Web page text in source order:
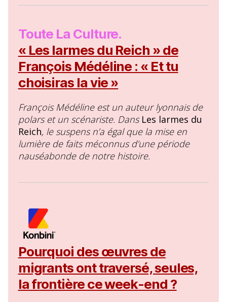
Toute La Culture.
« Les larmes du Reich » de
François Médéline : « Et tu
choisiras la vie »
François Médéline est un auteur lyonnais de
polars et un scénariste. Dans Les larmes du
Reich, le suspens n’a égal que la mise en
lumière de faits méconnus d’une période
nauséabonde de notre histoire.
Pourquoi des œuvres de
migrants ont traversé, seules,
la frontière ce week-end ?